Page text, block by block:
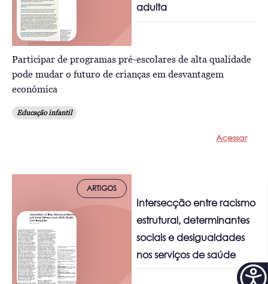
adulta
Participar de programas pré-escolares de alta qualidade
pode mudar o futuro de crianças em desvantagem
econômica
Educação infantil
Acessar
ARTIGOS
Intersecção entre racismo
estrutural, determinantes
sociais e desigualdades
nos serviços de saúde